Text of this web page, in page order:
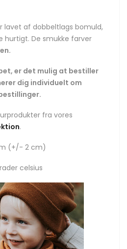
lavet af dobbeltlags bomuld,
hurtigt. De smukke farver
er det mulig at bestiller
dig individuelt om
fra vores
.
(+/- 2 cm)
celsius